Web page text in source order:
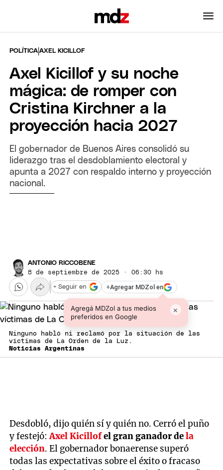
POLÍTICA |AXEL KICILLOF
Axel Kicillof y su noche
mágica: de romper con
Cristina Kirchner a la
proyección hacia 2027
El gobernador de Buenos Aires consolidó su
liderazgo tras el desdoblamiento electoral y
apunta a 2027 con respaldo interno y proyección
nacional.
ANTONIO RICCOBENE
8 de septiembre de 2025 · 06:30 hs
+Agregar MDZol en
Agregá MDZol a tus medios
preferidos en Google
×
+ Seguir en
Ninguno habló ni reclamó por la situación de las
víctimas de La Orden de la Luz.
Noticias Argentinas
Desdobló, dijo quién sí y quién no. Cerró el puño
y festejó:Axel Kicillofel gran ganador dela
elección. El gobernador bonaerense superó
todas las expectativas sobre el éxito o fracaso